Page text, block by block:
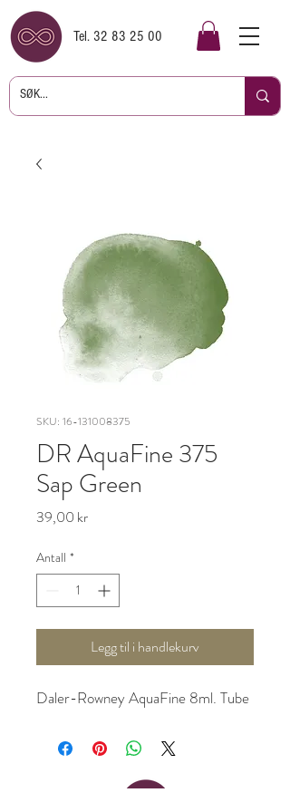
Tel. 32 83 25 00
SKU: 16-131008375
DR AquaFine 375
Sap Green
39,00 krPris
Antall *
Legg til i handlekurv
Daler-Rowney AquaFine 8ml. Tube